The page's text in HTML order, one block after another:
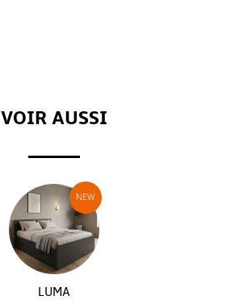
VOIR AUSSI
LUMA